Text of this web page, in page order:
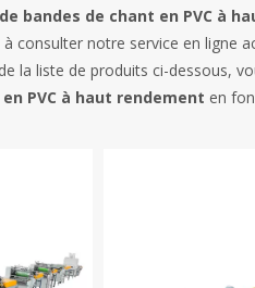
bandes de chant en PVC à
consulter notre service en ligne
la liste de produits ci-dessous,
PVC à haut rendement en